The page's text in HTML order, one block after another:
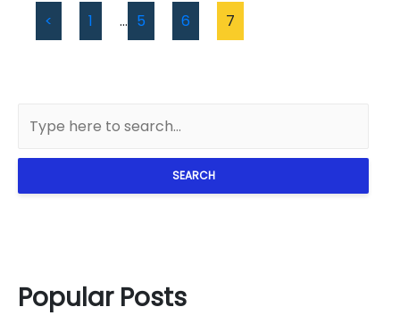
< 1 … 5 6 7
SEARCH
Popular Posts